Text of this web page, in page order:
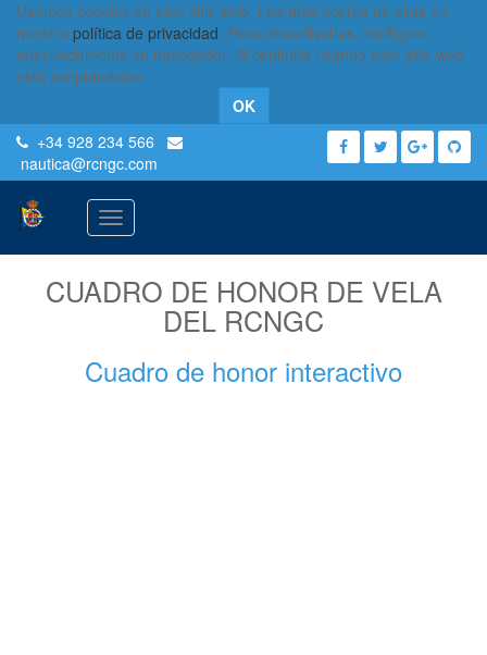
Usamos cookies en este sitio web. Lea más acerca de ellas en
nuestra política de privacidad. Para desactivarlas, configure
adecuadamente su navegador. Si continúa usando este sitio web,
está aceptándolas.
OK
+34 928 234 566
nautica@rcngc.com
Activar
navegación
CUADRO DE HONOR DE VELA
DEL RCNGC
Cuadro de honor interactivo